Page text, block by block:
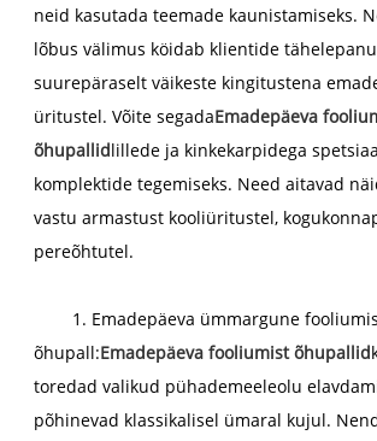
neid kasutada teemade kaunistamiseks.
lõbus välimus köidab klientide
suurepäraselt väikeste kingitustena
üritustel. Võite segadaEmadepäeva
õhupallidlillede ja kinkekarpidega
komplektide tegemiseks. Need aitavad
vastu armastust kooliüritustel,
pereõhtutel.
1. Emadepäeva ümmargune
õhupall:Emadepäeva fooliumist õhupallid
toredad valikud pühademeeleolu
põhinevad klassikalisel ümaral kujul.